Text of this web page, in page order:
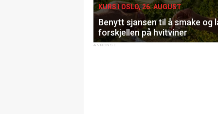
KURS I OSLO, 26. AUGUST
Benytt sjansen til å smake og
forskjellen på hvitviner